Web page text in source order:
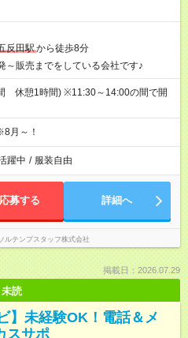
反田駅から徒歩8分
～販売までをしている会社です♪
休憩1時間) ※11:30～14:00の間で開
月～！
躍中 / 服装自由
応募する 詳細へ
ルテンプスタッフ株式会社
掲載日：2026.07.29
未読
】未経験OK！電話＆メ
スサポ